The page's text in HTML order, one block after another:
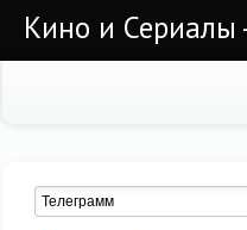
Кино и Сериалы